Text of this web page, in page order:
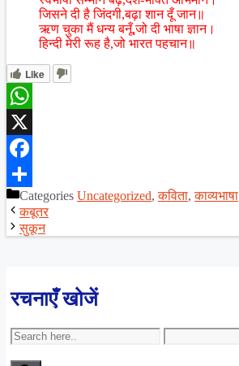
जिसने दी है जिंदगी,बढ़ा शान दूँ जान॥
ऋण चुका मैं धन्य बनूँ,जो दी भाषा ज्ञान।
हिन्दी मेरी रूह है,जो भारत पहचान॥
Like
WhatsApp
X
Facebook
ShareCategories Uncategorized,कविता,काव्यभाषा
कबूतर
सुकून
रचनाएँ खोजें